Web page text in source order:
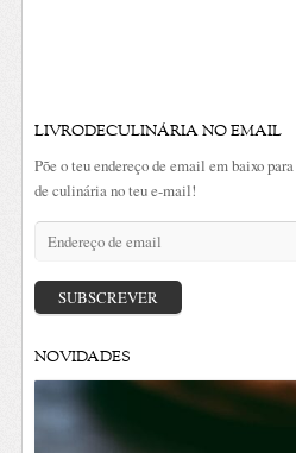
LIVRODECULINÁRIA NO EMAIL
Põe o teu endereço de email em baixo
de culinária no teu e-mail!
Endereço
email
SUBSCREVER
NOVIDADES